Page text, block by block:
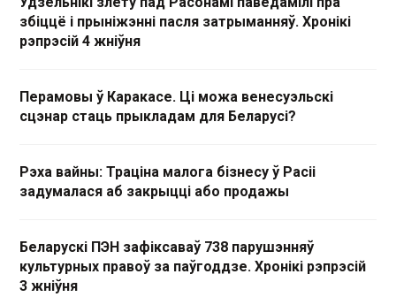
збіццё і прыніжэнні пасля затрыманняў. Хронікі
рэпрэсій 4 жніўня
Перамовы ў Каракасе. Ці можа венесуэльскі
сцэнар стаць прыкладам для Беларусі?
Рэха вайны: Траціна малога бізнесу ў Расіі
задумалася аб закрыцці або продажы
Беларускі ПЭН зафіксаваў 738 парушэнняў
культурных правоў за паўгоддзе. Хронікі рэпрэсій
3 жніўня